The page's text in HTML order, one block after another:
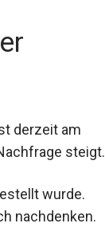
derzeit am
steigt.
wurde.
nachdenken.